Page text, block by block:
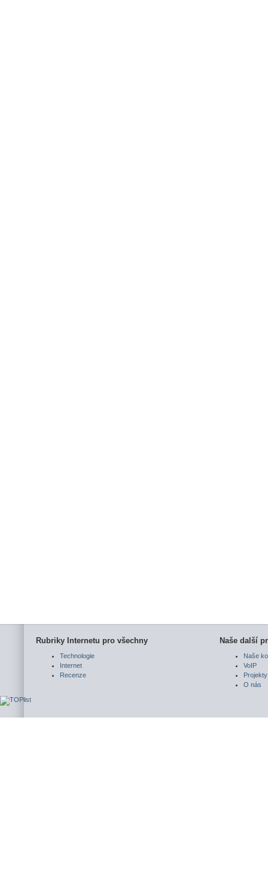
Rubriky Internetu pro všechny
Technologie
Internet
Recenze
Naše další
Naše
VoIP
Projekty
O nás